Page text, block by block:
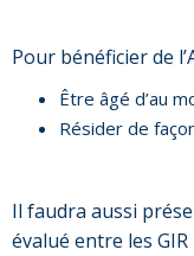
Pour bénéficier de
Être âgé d’au
Résider de
Il faudra aussi
évalué entre les